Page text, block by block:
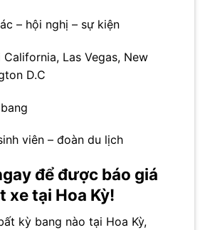
– hội nghị – sự kiện
Las Vegas, New
D.C
viên – đoàn du lịch
để được báo giá
xe tại Hoa Kỳ!
kỳ bang nào tại Hoa Kỳ,